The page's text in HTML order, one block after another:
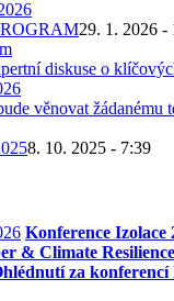
29. 1. 2026 -
diskuse o
věnovat žádanému
8. 10. 2025 - 7:39
Konference Izolace
& Climate
za